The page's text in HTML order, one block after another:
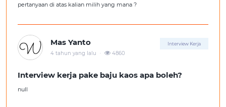
pertanyaan di atas kalian milih yang mana ?
Mas Yanto Interview Kerja
4 tahun yang lalu . 4860
Interview kerja pake baju kaos apa boleh?
null